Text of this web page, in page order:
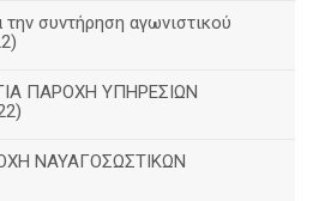
συντήρηση αγωνιστικού
ΠΑΡΟΧΗ ΥΠΗΡΕΣΙΩΝ
ΝΑΥΑΓΟΣΩΣΤΙΚΩΝ